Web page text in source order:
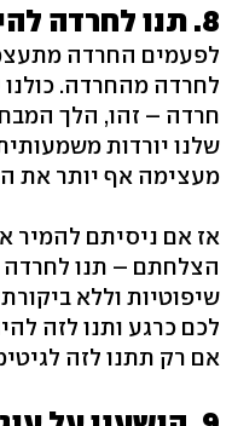
8. תנו לחרדה להיות
לפעמים החרדה
לחרדה מהחרדה.
חרדה – זהו, הלך
שלנו יורדות
מעצימה אף יותר את
אז אם ניסיתם להמיר
הצלחתם – תנו לחרדה
שיפוטיות וללא
לכם כרגע ותנו לזה
אם רק תתנו לזה